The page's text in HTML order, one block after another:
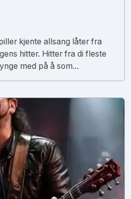
kjente allsang låter fra
hitter. Hitter fra di fleste
med på å som...